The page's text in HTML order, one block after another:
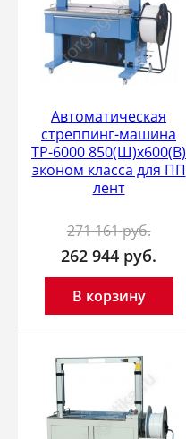
Автоматическая
стреппинг-машина
ТР-6000 850(Ш)х600(В)
эконом класса для ПП
лент
271 161руб.
262 944 руб.
В корзину